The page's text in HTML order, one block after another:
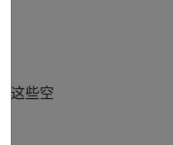
这些空